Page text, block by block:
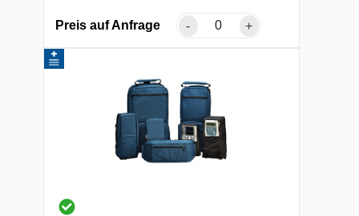
Preis auf Anfrage - +